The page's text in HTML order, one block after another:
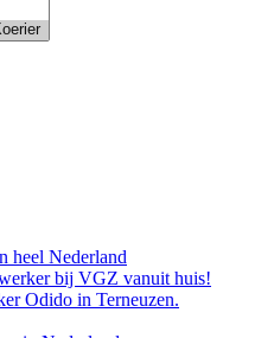
heel Nederland
bij VGZ vanuit huis!
Odido in Terneuzen.